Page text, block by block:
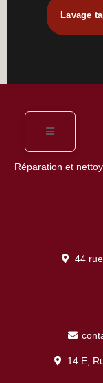
Lavage
Réparation et
44
14 E,